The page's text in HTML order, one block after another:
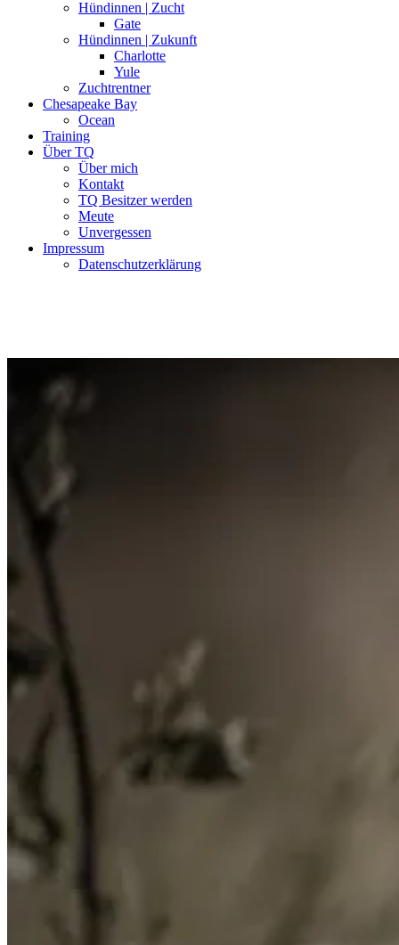
Hündinnen | Zucht
Gate
Hündinnen | Zukunft
Charlotte
Yule
Zuchtrentner
Chesapeake Bay
Ocean
Training
Über TQ
Über mich
Kontakt
TQ Besitzer werden
Meute
Unvergessen
Impressum
Datenschutzerklärung